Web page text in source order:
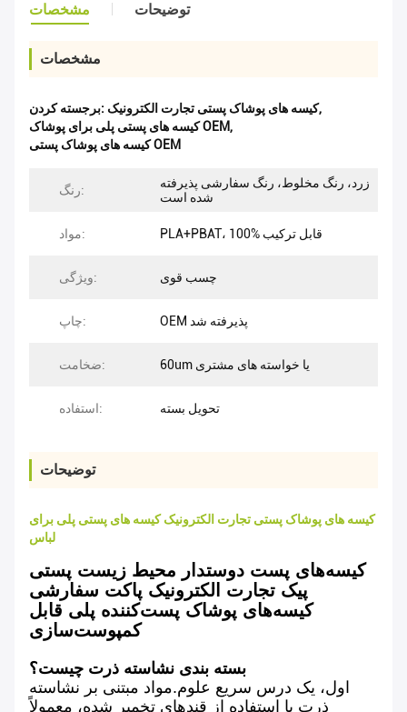
مشخصات توضیحات
مشخصات
برجسته کردن: کیسه های پوشاک پستی تجارت الکترونیک,
کیسه های پستی پلی برای پوشاک OEM,
کیسه های پوشاک پستی OEM
رنگ:
زرد، رنگ مخلوط، رنگ سفارشی پذیرفته
شده است
مواد: PLA+PBAT، 100% قابل ترکیب
ویژگی: چسب قوی
چاپ: OEM پذیرفته شد
ضخامت: 60um یا خواسته های مشتری
استفاده: تحویل بسته
توضیحات
کیسه های پوشاک پستی تجارت الکترونیک کیسه های پستی پلی برای
لباس
کیسه‌های پست دوستدار محیط زیست پستی
پیک تجارت الکترونیک پاکت سفارشی
کیسه‌های پوشاک پست‌کننده پلی قابل
کمپوست‌سازی
بسته بندی نشاسته ذرت چیست؟
اول، یک درس سریع علوم.مواد مبتنی بر نشاسته
ذرت با استفاده از قندهای تخمیر شده، معمولاً